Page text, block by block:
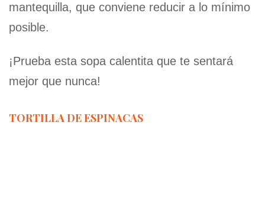
mantequilla, que conviene reducir a lo mínimo
posible.
¡Prueba esta sopa calentita que te sentará
mejor que nunca!
TORTILLA DE ESPINACAS